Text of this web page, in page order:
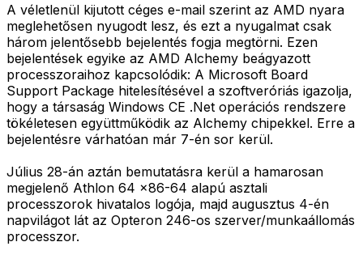
A véletlenül kijutott céges e-mail szerint az AMD nyara
meglehetősen nyugodt lesz, és ezt a nyugalmat csak
három jelentősebb bejelentés fogja megtörni. Ezen
bejelentések egyike az AMD Alchemy beágyazott
processzoraihoz kapcsolódik: A Microsoft Board
Support Package hitelesítésével a szoftveróriás igazolja,
hogy a társaság Windows CE .Net operációs rendszere
tökéletesen együttműködik az Alchemy chipekkel. Erre a
bejelentésre várhatóan már 7-én sor kerül.
Július 28-án aztán bemutatásra kerül a hamarosan
megjelenő Athlon 64 x86-64 alapú asztali
processzorok hivatalos logója, majd augusztus 4-én
napvilágot lát az Opteron 246-os szerver/munkaállomás
processzor.